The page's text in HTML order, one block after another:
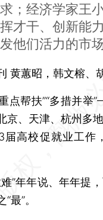
；经济学家王
才干、创新能
他们活力的市场
黄蕙昭，韩文榕、
点帮扶”“多措并举
京、天津、杭州多
高校促就业工作
年年说、年年提，
最”。